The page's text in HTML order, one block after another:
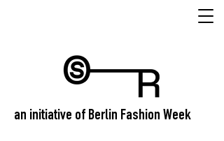
an initiative of Berlin Fashion Week